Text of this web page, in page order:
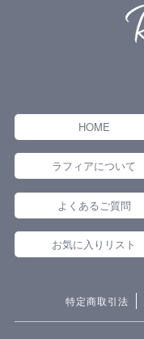
HOME
ラフィアについて
よくあるご質問
お気に入りリスト
特定商取引法